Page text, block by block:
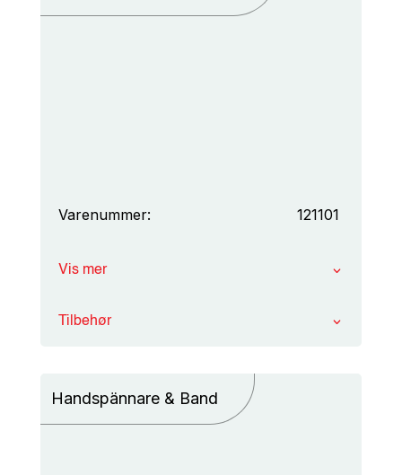
Varenummer: 121101
Vis mer
Tilbehør
Handspännare & Band